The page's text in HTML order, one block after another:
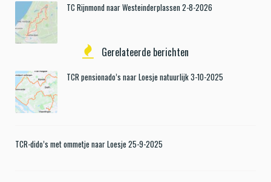
TC Rijnmond naar Westeinderplassen 2-8-2026
Gerelateerde berichten
TCR pensionado’s naar Loesje natuurlijk 3-10-2025
TCR-dido’s met ommetje naar Loesje 25-9-2025